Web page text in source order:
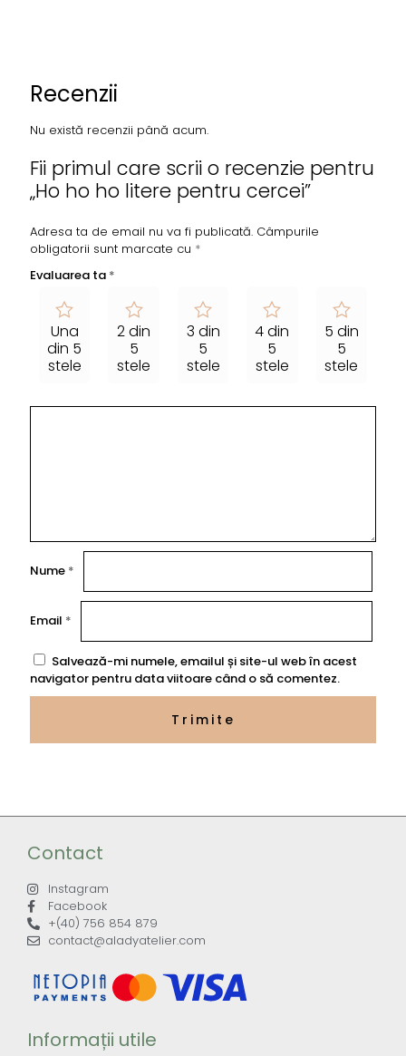
Recenzii
Nu există recenzii până acum.
Fii primul care scrii o recenzie pentru
„Ho ho ho litere pentru cercei”
Adresa ta de email nu va fi publicată. Câmpurile
obligatorii sunt marcate cu *
Evaluarea ta *
Una
din 5
stele
2 din
5
stele
3 din
5
stele
4 din
5
stele
5 din
5
stele
Nume *
Email *
Salvează-mi numele, emailul și site-ul web în acest
navigator pentru data viitoare când o să comentez.
Contact
Instagram
Facebook
+(40) 756 854 879
contact@aladyatelier.com
Informații utile